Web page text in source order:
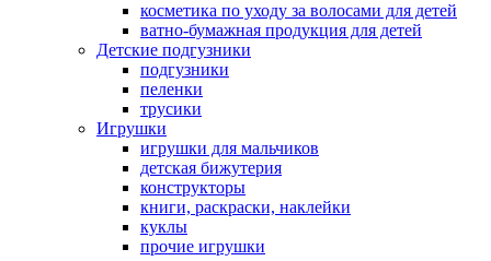
косметика по уходу за волосами для детей
ватно-бумажная продукция для детей
Детские подгузники
подгузники
пеленки
трусики
Игрушки
игрушки для мальчиков
детская бижутерия
конструкторы
книги, раскраски, наклейки
куклы
прочие игрушки